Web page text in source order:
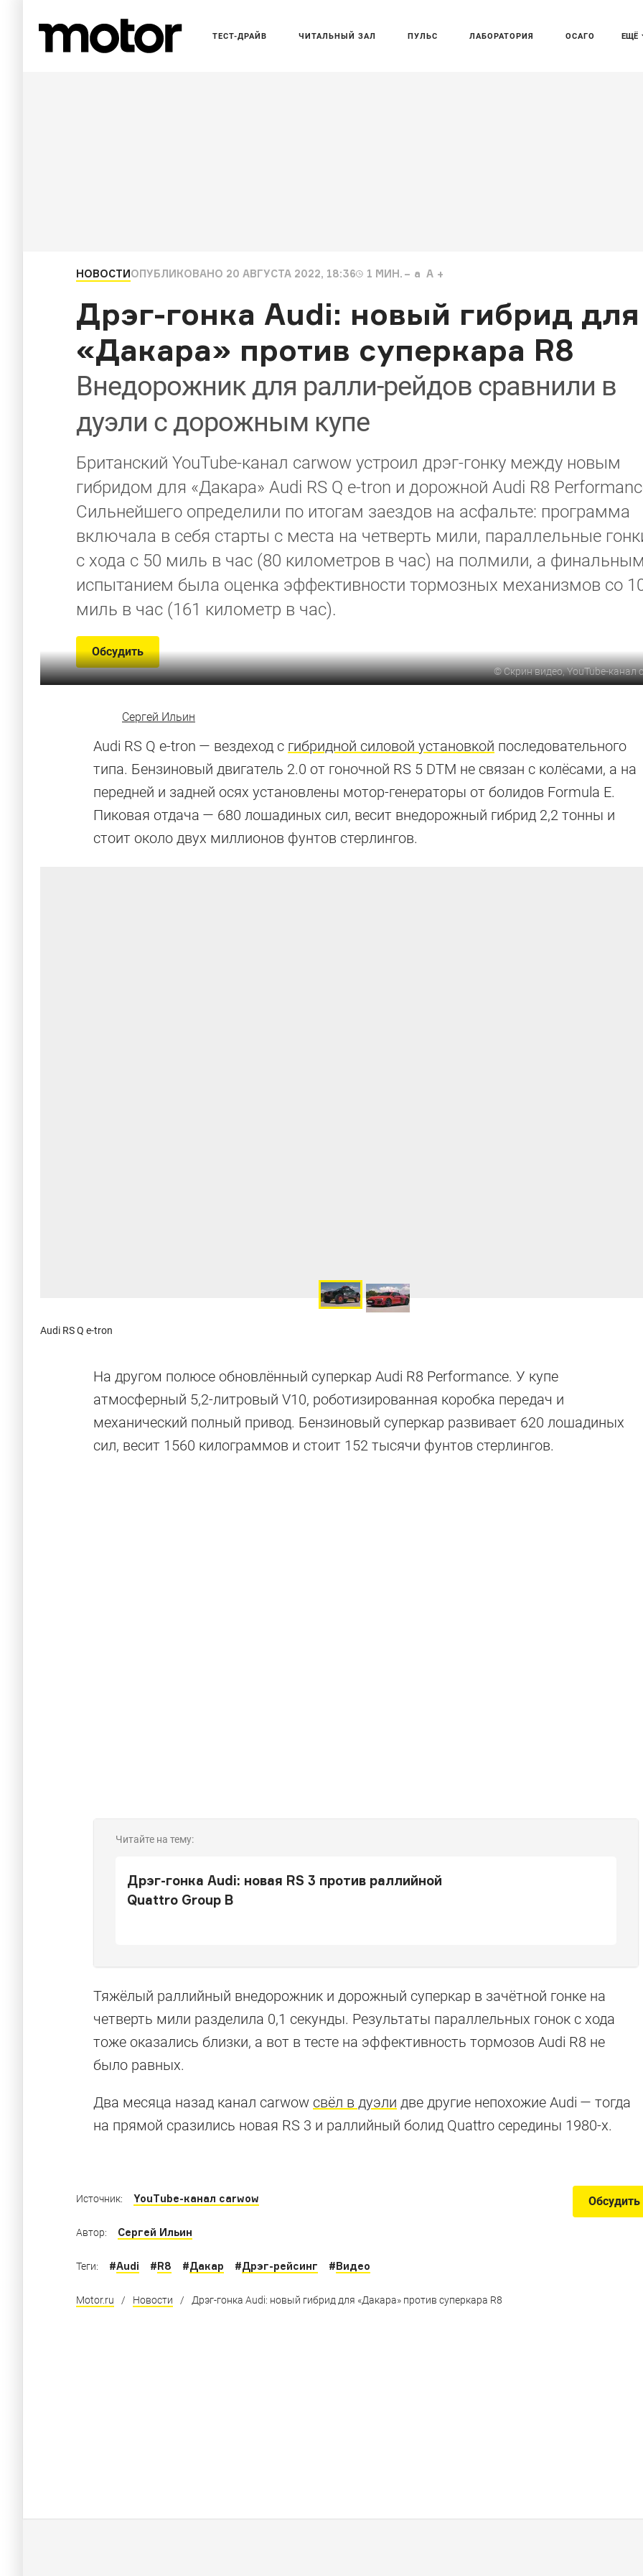
ЕЩЁ
ТЕСТ-ДРАЙВ ЧИТАЛЬНЫЙ ЗАЛ ПУЛЬС ЛАБОРАТОРИЯ ОСАГО
НОВОСТИОПУБЛИКОВАНО 20 АВГУСТА 2022, 18:36 1 МИН. a A
Дрэг-гонка Audi: новый гибрид для
«Дакара» против суперкара R8
Внедорожник для ралли-рейдов сравнили в
дуэли с дорожным купе
Британский YouTube-канал carwow устроил дрэг-гонку между новым
гибридом для «Дакара» Audi RS Q e-tron и дорожной Audi R8
Сильнейшего определили по итогам заездов на асфальте: программа
включала в себя старты с места на четверть мили, параллельные
с хода с 50 миль в час (80 километров в час) на полмили, а финальным
испытанием была оценка эффективности тормозных механизмов со
миль в час (161 километр в час).
Обсудить
©Скрин видео, YouTube-канал
Сергей Ильин
Audi RS Q e-tron — вездеход с гибридной силовой установкой последовательного
типа. Бензиновый двигатель 2.0 от гоночной RS 5 DTM не связан с колёсами, а на
передней и задней осях установлены мотор-генераторы от болидов Formula E.
Пиковая отдача — 680 лошадиных сил, весит внедорожный гибрид 2,2 тонны и
стоит около двух миллионов фунтов стерлингов.
Audi RS Q e-tron
На другом полюсе обновлённый суперкар Audi R8 Performance. У купе
атмосферный 5,2-литровый V10, роботизированная коробка передач и
механический полный привод. Бензиновый суперкар развивает 620 лошадиных
сил, весит 1560 килограммов и стоит 152 тысячи фунтов стерлингов.
Читайте на тему:
Дрэг-гонка Audi: новая RS 3 против раллийной
Quattro Group B
Тяжёлый раллийный внедорожник и дорожный суперкар в зачётной гонке на
четверть мили разделила 0,1 секунды. Результаты параллельных гонок с хода
тоже оказались близки, а вот в тесте на эффективность тормозов Audi R8 не
было равных.
Два месяца назад канал carwow свёл в дуэли две другие непохожие Audi — тогда
на прямой сразились новая RS 3 и раллийный болид Quattro середины 1980-х.
Каким может стать A8
будущего
Изучаем концепт Grandsphere, который станет серийным
Обсудить
Источник: YouTube-канал carwow
Автор: Сергей Ильин
Теги: #Audi #R8 #Дакар #Дрэг-рейсинг #Видео
Motor.ru / Новости / Дрэг-гонка Audi: новый гибрид для «Дакара» против суперкара R8